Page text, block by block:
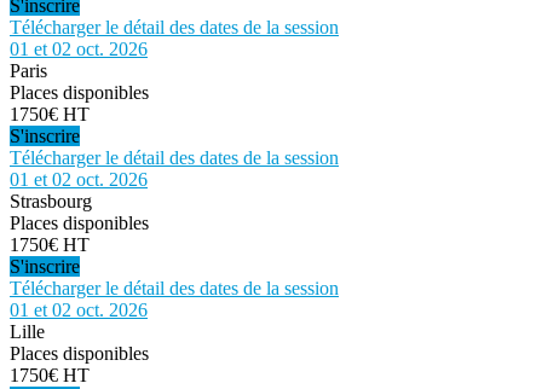
S'inscrire
Télécharger le détail des dates de la session
01 et 02 oct. 2026
Paris
Places disponibles
1750€ HT
S'inscrire
Télécharger le détail des dates de la session
01 et 02 oct. 2026
Strasbourg
Places disponibles
1750€ HT
S'inscrire
Télécharger le détail des dates de la session
01 et 02 oct. 2026
Lille
Places disponibles
1750€ HT